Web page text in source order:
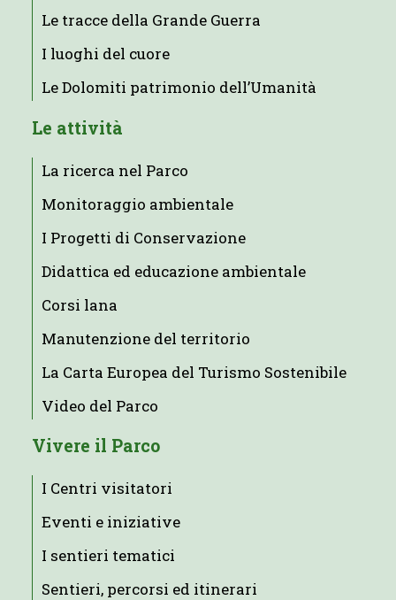
Le tracce della Grande Guerra
I luoghi del cuore
Le Dolomiti patrimonio dell’Umanità
Le attività
La ricerca nel Parco
Monitoraggio ambientale
I Progetti di Conservazione
Didattica ed educazione ambientale
Corsi lana
Manutenzione del territorio
La Carta Europea del Turismo Sostenibile
Video del Parco
Vivere il Parco
I Centri visitatori
Eventi e iniziative
I sentieri tematici
Sentieri, percorsi ed itinerari